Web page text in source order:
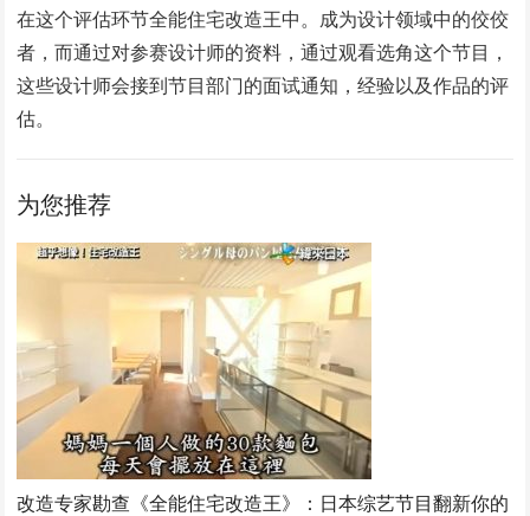
在这个评估环节全能住宅改造王中。成为设计领域中的佼佼
者，而通过对参赛设计师的资料，通过观看选角这个节目，
这些设计师会接到节目部门的面试通知，经验以及作品的评
估。
为您推荐
改造专家勘查《全能住宅改造王》：日本综艺节目翻新你的